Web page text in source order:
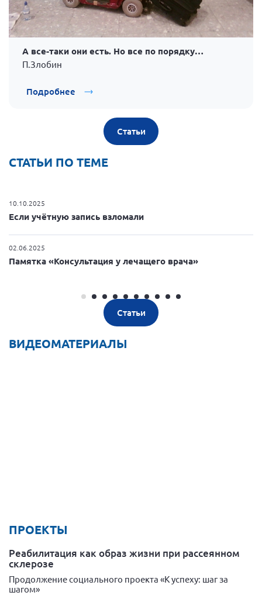
А все-таки они есть. Но все по порядку…
П.Злобин
Подробнее
Статьи
СТАТЬИ ПО ТЕМЕ
10.10.2025
Если учётную запись взломали
02.06.2025
Памятка «Консультация у лечащего врача»
Статьи
ВИДЕОМАТЕРИАЛЫ
ПРОЕКТЫ
Реабилитация как образ жизни при рассеянном
склерозе
Продолжение социального проекта «К успеху: шаг за
шагом»